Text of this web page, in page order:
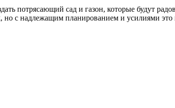
потрясающий сад и газон, которые будут
но с надлежащим планированием и усилиями